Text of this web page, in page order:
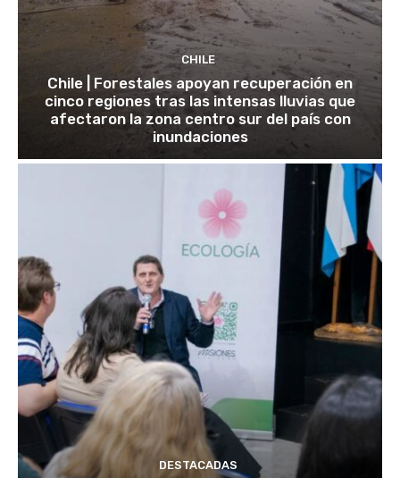
CHILE
Chile | Forestales apoyan recuperación en
cinco regiones tras las intensas lluvias que
afectaron la zona centro sur del país con
inundaciones
DESTACADAS